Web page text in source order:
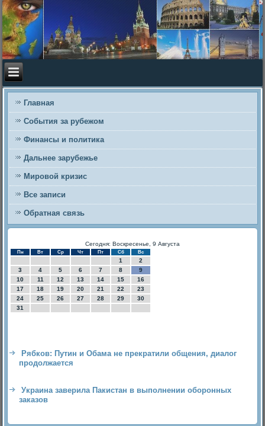
Главная
События за рубежом
Финансы и политика
Дальнее зарубежье
Мировой кризис
Все записи
Обратная связь
Сегодня: Воскресенье, 9 Августа
Пн Вт Ср Чт Пт Сб Вс
1
2
3
4 5 6 7 8
9
10
11 12 13 14 15
16
17
18 19 20 21 22
23
24
25 26 27 28 29
30
31
Рябков: Путин и Обама не прекратили общения, диалог
продолжается
Украина заверила Пакистан в выполнении оборонных
заказов